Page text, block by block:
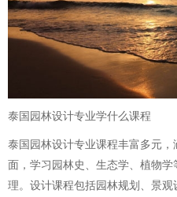
泰国园林设计专业学什么课程
泰国园林设计专业课程丰富多元
面，学习园林史、生态学、植物
理。设计课程包括园林规划、景